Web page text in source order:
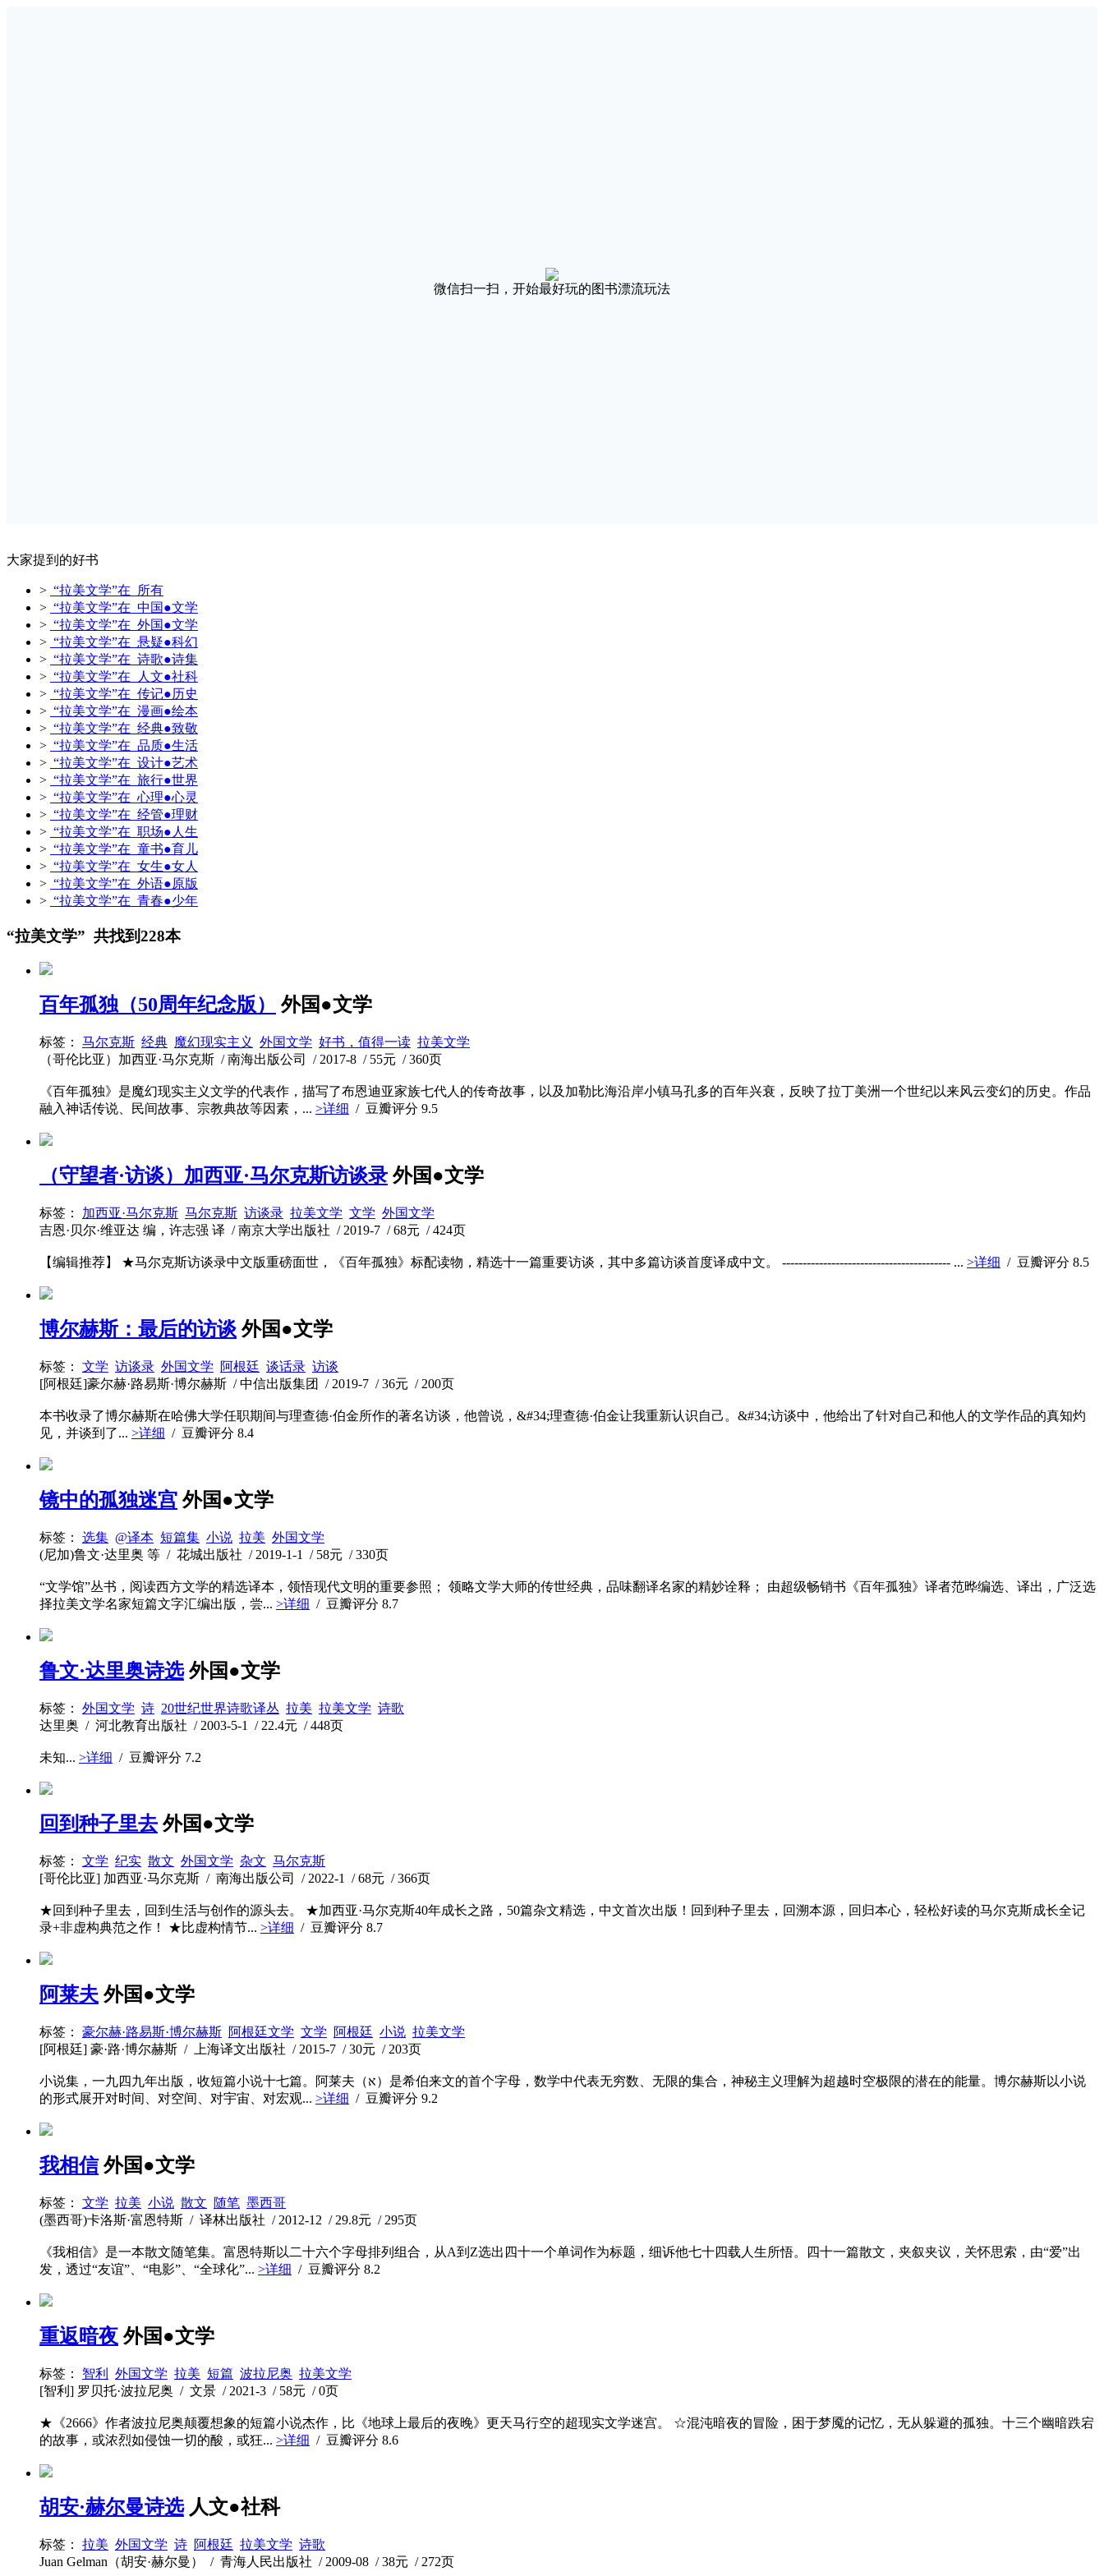
微信扫一扫，开始最好玩的图书漂流玩法
大家提到的好书
> “拉美文学”在 所有
> “拉美文学”在 中国●文学
> “拉美文学”在 外国●文学
> “拉美文学”在 悬疑●科幻
> “拉美文学”在 诗歌●诗集
> “拉美文学”在 人文●社科
> “拉美文学”在 传记●历史
> “拉美文学”在 漫画●绘本
> “拉美文学”在 经典●致敬
> “拉美文学”在 品质●生活
> “拉美文学”在 设计●艺术
> “拉美文学”在 旅行●世界
> “拉美文学”在 心理●心灵
> “拉美文学”在 经管●理财
> “拉美文学”在 职场●人生
> “拉美文学”在 童书●育儿
> “拉美文学”在 女生●女人
> “拉美文学”在 外语●原版
> “拉美文学”在 青春●少年
“拉美文学” 共找到228本
百年孤独（50周年纪念版） 外国●文学
标签： 马尔克斯 经典 魔幻现实主义 外国文学 好书，值得一读 拉美文学
（哥伦比亚）加西亚·马尔克斯 / 南海出版公司 / 2017-8 / 55元 / 360页
《百年孤独》是魔幻现实主义文学的代表作，描写了布恩迪亚家族七代人的传奇故事，以及加勒比海沿岸小镇马孔多的百年兴衰，反映了拉丁美洲一个世纪以来风云变幻的历史。作品
融入神话传说、民间故事、宗教典故等因素，... >详细 / 豆瓣评分 9.5
（守望者·访谈）加西亚·马尔克斯访谈录 外国●文学
标签： 加西亚·马尔克斯 马尔克斯 访谈录 拉美文学 文学 外国文学
吉恩·贝尔·维亚达 编，许志强 译 / 南京大学出版社 / 2019-7 / 68元 / 424页
【编辑推荐】 ★马尔克斯访谈录中文版重磅面世，《百年孤独》标配读物，精选十一篇重要访谈，其中多篇访谈首度译成中文。 ----------------------------------------- ... >详细 / 豆瓣评分 8.5
博尔赫斯：最后的访谈 外国●文学
标签： 文学 访谈录 外国文学 阿根廷 谈话录 访谈
[阿根廷]豪尔赫·路易斯·博尔赫斯 / 中信出版集团 / 2019-7 / 36元 / 200页
本书收录了博尔赫斯在哈佛大学任职期间与理查德·伯金所作的著名访谈，他曾说，&#34;理查德·伯金让我重新认识自己。&#34;访谈中，他给出了针对自己和他人的文学作品的真知灼
见，并谈到了... >详细 / 豆瓣评分 8.4
镜中的孤独迷宫 外国●文学
标签： 选集 @译本 短篇集 小说 拉美 外国文学
(尼加)鲁文·达里奥 等 / 花城出版社 / 2019-1-1 / 58元 / 330页
“文学馆”丛书，阅读西方文学的精选译本，领悟现代文明的重要参照； 领略文学大师的传世经典，品味翻译名家的精妙诠释； 由超级畅销书《百年孤独》译者范晔编选、译出，广泛选
择拉美文学名家短篇文字汇编出版，尝... >详细 / 豆瓣评分 8.7
鲁文·达里奥诗选 外国●文学
标签： 外国文学 诗 20世纪世界诗歌译丛 拉美 拉美文学 诗歌
达里奥 / 河北教育出版社 / 2003-5-1 / 22.4元 / 448页
未知... >详细 / 豆瓣评分 7.2
回到种子里去 外国●文学
标签： 文学 纪实 散文 外国文学 杂文 马尔克斯
[哥伦比亚] 加西亚·马尔克斯 / 南海出版公司 / 2022-1 / 68元 / 366页
★回到种子里去，回到生活与创作的源头去。 ★加西亚·马尔克斯40年成长之路，50篇杂文精选，中文首次出版！回到种子里去，回溯本源，回归本心，轻松好读的马尔克斯成长全记
录+非虚构典范之作！ ★比虚构情节... >详细 / 豆瓣评分 8.7
阿莱夫 外国●文学
标签： 豪尔赫·路易斯·博尔赫斯 阿根廷文学 文学 阿根廷 小说 拉美文学
[阿根廷] 豪·路·博尔赫斯 / 上海译文出版社 / 2015-7 / 30元 / 203页
小说集，一九四九年出版，收短篇小说十七篇。阿莱夫（א）是希伯来文的首个字母，数学中代表无穷数、无限的集合，神秘主义理解为超越时空极限的潜在的能量。博尔赫斯以小说
的形式展开对时间、对空间、对宇宙、对宏观... >详细 / 豆瓣评分 9.2
我相信 外国●文学
标签： 文学 拉美 小说 散文 随笔 墨西哥
(墨西哥)卡洛斯·富恩特斯 / 译林出版社 / 2012-12 / 29.8元 / 295页
《我相信》是一本散文随笔集。富恩特斯以二十六个字母排列组合，从A到Z选出四十一个单词作为标题，细诉他七十四载人生所悟。四十一篇散文，夹叙夹议，关怀思索，由“爱”出
发，透过“友谊”、“电影”、“全球化”... >详细 / 豆瓣评分 8.2
重返暗夜 外国●文学
标签： 智利 外国文学 拉美 短篇 波拉尼奥 拉美文学
[智利] 罗贝托·波拉尼奥 / 文景 / 2021-3 / 58元 / 0页
★《2666》作者波拉尼奥颠覆想象的短篇小说杰作，比《地球上最后的夜晚》更天马行空的超现实文学迷宫。 ☆混沌暗夜的冒险，困于梦魇的记忆，无从躲避的孤独。十三个幽暗跌宕
的故事，或浓烈如侵蚀一切的酸，或狂... >详细 / 豆瓣评分 8.6
胡安·赫尔曼诗选 人文●社科
标签： 拉美 外国文学 诗 阿根廷 拉美文学 诗歌
Juan Gelman（胡安·赫尔曼） / 青海人民出版社 / 2009-08 / 38元 / 272页